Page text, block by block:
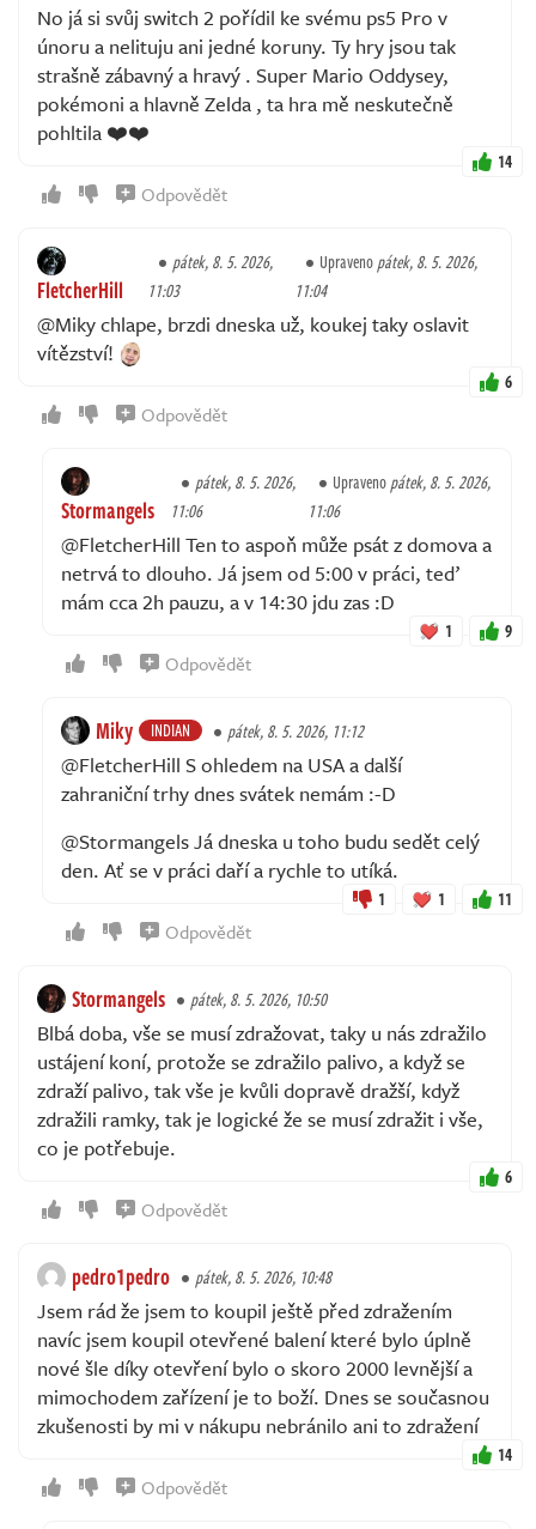
No já si svůj switch 2 pořídil ke svému ps5 Pro v
únoru a nelituju ani jedné koruny. Ty hry jsou tak
strašně zábavný a hravý . Super Mario Oddysey,
pokémoni a hlavně Zelda , ta hra mě neskutečně
pohltila ❤️❤️
14
Odpovědět
FletcherHill
pátek, 8. 5. 2026,
11:03
Upravenopátek, 8. 5. 2026,
11:04
@Miky chlape, brzdi dneska už, koukej taky oslavit
vítězství!
6
Odpovědět
Stormangels
pátek, 8. 5. 2026,
11:06
Upravenopátek, 8. 5. 2026,
11:06
@FletcherHill Ten to aspoň může psát z domova a
netrvá to dlouho. Já jsem od 5:00 v práci, teď
mám cca 2h pauzu, a v 14:30 jdu zas :D
1 9
Odpovědět
Miky INDIAN pátek, 8. 5. 2026, 11:12
@FletcherHill S ohledem na USA a další
zahraniční trhy dnes svátek nemám :-D
@Stormangels Já dneska u toho budu sedět celý
den. Ať se v práci daří a rychle to utíká.
1 1 11
Odpovědět
Stormangels pátek, 8. 5. 2026, 10:50
Blbá doba, vše se musí zdražovat, taky u nás zdražilo
ustájení koní, protože se zdražilo palivo, a když se
zdraží palivo, tak vše je kvůli dopravě dražší, když
zdražili ramky, tak je logické že se musí zdražit i vše,
co je potřebuje.
6
Odpovědět
pedro1pedro pátek, 8. 5. 2026, 10:48
Jsem rád že jsem to koupil ještě před zdražením
navíc jsem koupil otevřené balení které bylo úplně
nové šle díky otevření bylo o skoro 2000 levnější a
mimochodem zařízení je to boží. Dnes se současnou
zkušenosti by mi v nákupu nebránilo ani to zdražení
14
Odpovědět